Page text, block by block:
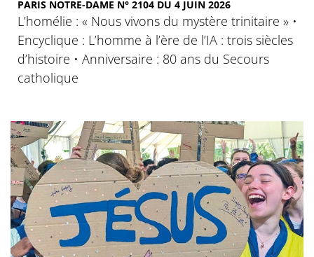
PARIS NOTRE-DAME N° 2104 DU 4 JUIN 2026
L’homélie : « Nous vivons du mystère trinitaire » •
Encyclique : L’homme à l’ère de l’IA : trois siècles
d’histoire • Anniversaire : 80 ans du Secours
catholique